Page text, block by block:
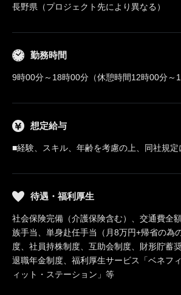
長野県（プロジェクト先により異なる）
勤務時間
9時00分～18時00分（休憩時間12時00分～
想定給与
■経験、スキル、年齢を考慮の上、同社規定
待遇・福利厚生
社会保険完備（介護保険含む）、交通費全
族手当、単身赴任手当（月8万円+帰省の為
度、社員持株制度、互助会制度、財形貯蓄
退職年金制度、福利厚生サービス「ベネフ
ィット・ステーション」等